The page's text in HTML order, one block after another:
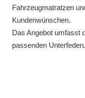
Fahrzeugmatratzen
Kundenwünschen.
Das Angebot umfasst
passenden